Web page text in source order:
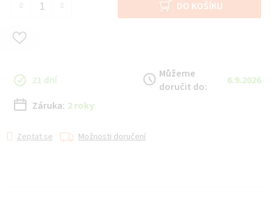
DO KOŠÍKU
21 dní
Můžeme
doručit do:
6.9.2026
Záruka: 2 roky
Zeptat se Možnosti doručení